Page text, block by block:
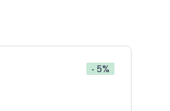
- 5%